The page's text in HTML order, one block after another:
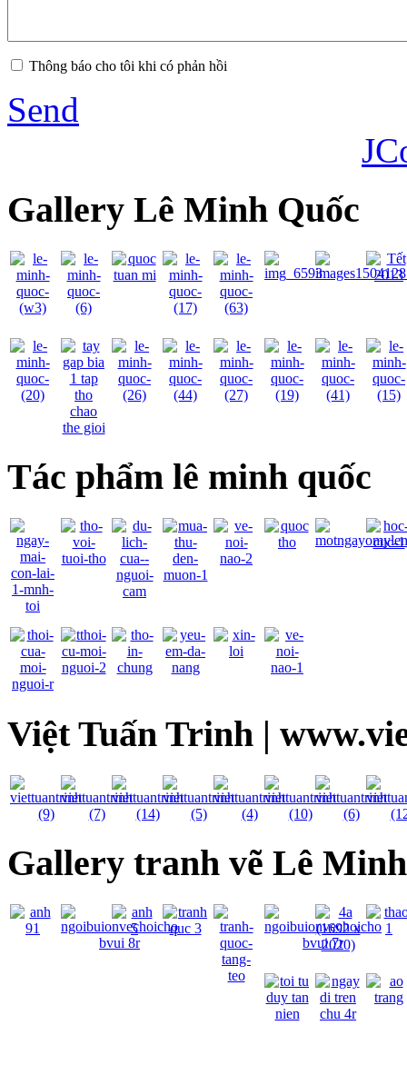
Thông báo cho tôi khi có phản hồi
Send
Gallery Lê Minh Quốc
Tác phẩm lê minh quốc
Việt Tuấn Trinh |
Gallery tranh vẽ Lê